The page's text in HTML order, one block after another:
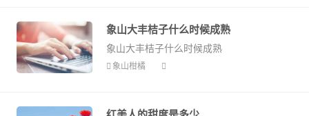
象山大丰桔子什么时候成熟
象山大丰桔子什么时候成熟
象山柑橘